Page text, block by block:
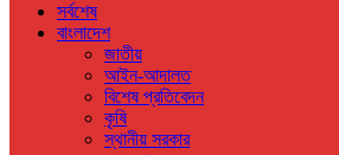
সর্বশেষ
বাংলাদেশ
জাতীয়
আইন-আদালত
বিশেষ প্রতিবেদন
কৃষি
স্থানীয় সরকার